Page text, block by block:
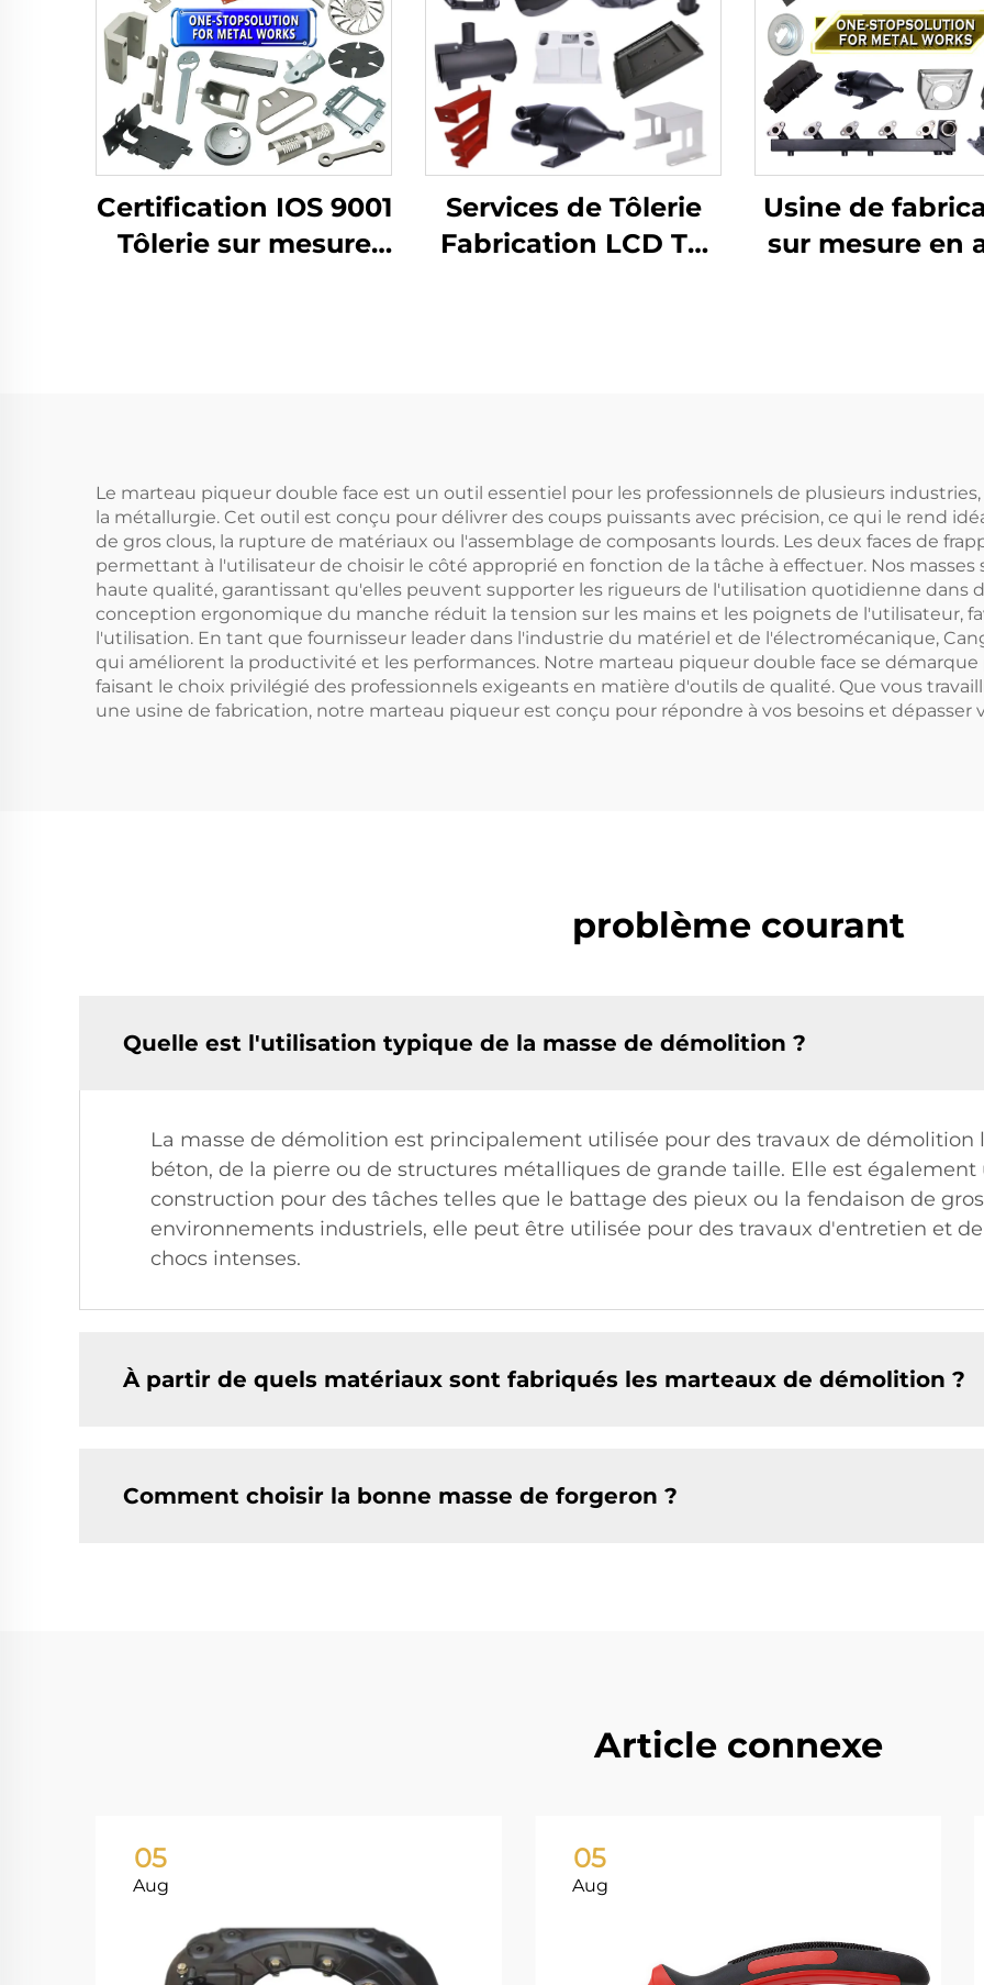
Certification IOS 9001
Tôlerie sur mesure
Services de Tôlerie
Fabrication LCD TV
Usine de
sur mesure en
Le marteau piqueur double face est un outil essentiel pour les professionnels de plusieurs
la métallurgie. Cet outil est conçu pour délivrer des coups puissants avec précision, ce qui le rend
de gros clous, la rupture de matériaux ou l'assemblage de composants lourds. Les deux faces de
permettant à l'utilisateur de choisir le côté approprié en fonction de la tâche à effectuer. Nos
haute qualité, garantissant qu'elles peuvent supporter les rigueurs de l'utilisation quotidienne dans
conception ergonomique du manche réduit la tension sur les mains et les poignets de l'utilisateur,
l'utilisation. En tant que fournisseur leader dans l'industrie du matériel et de l'électromécanique,
qui améliorent la productivité et les performances. Notre marteau piqueur double face se démarque
faisant le choix privilégié des professionnels exigeants en matière d'outils de qualité. Que vous
une usine de fabrication, notre marteau piqueur est conçu pour répondre à vos besoins et dépasser
problème courant
Quelle est l'utilisation typique de la masse de démolition ?
La masse de démolition est principalement utilisée pour des travaux de démolition
béton, de la pierre ou de structures métalliques de grande taille. Elle est
construction pour des tâches telles que le battage des pieux ou la fendaison de
environnements industriels, elle peut être utilisée pour des travaux d'entretien et
chocs intenses.
À partir de quels matériaux sont fabriqués les marteaux de démolition ?
Comment choisir la bonne masse de forgeron ?
Article connexe
05
Aug
05
Aug